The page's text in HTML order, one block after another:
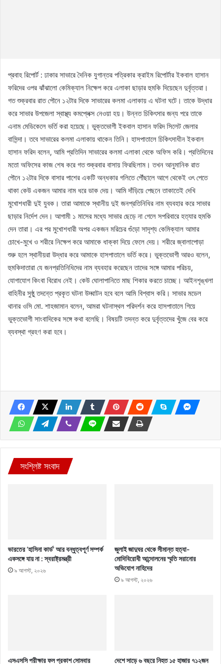
প্রবাহ রিপোর্ট : ঢাকার সাভারে দৈনিক যুগান্তর পত্রিকার ক্রাইম রিপোর্টার ইকবাল হাসান
ফরিদের ওপর ঝাঁঝালো কেমিক্যাল নিক্ষেপ করে এলাকা ছাড়ার হুমকি দিয়েছেন দুর্বৃত্তরা।
গত শুক্রবার রাত পৌনে ১২টার দিকে সাভারের কলমা এলাকায় এ ঘটনা ঘটে। তাকে উদ্ধার
করে সাভার উপজেলা স্বাস্থ্য কমপ্লেক্স নেওয়া হয়। উন্নত চিকিৎসার জন্য পরে তাকে
এনাম মেডিকেলে ভর্তি করা হয়েছে। ভুক্তভোগী ইকবাল হাসান ফরিদ সিলেট জেলার
বাসিন্দা। তবে সাভারের কলমা এলাকায় থাকেন তিনি। হাসপাতালে চিকিৎসাধীন ইকবাল
হাসান ফরিদ বলেন, আমি প্রতিদিন সাভারের কলমা এলাকা থেকে অফিস করি। প্রতিদিনের
মতো অফিসের কাজ শেষ করে গত শুক্রবার বাসায় ফিরছিলাম। তখন আনুমানিক রাত
পৌনে ১২টার দিকে বাসার পাশের একটি অন্ধকার গলিতে পৌঁছালে আগে থেকেই ওৎ পেতে
থাকা কেউ একজন আমার নাম ধরে ডাক দেয়। আমি দাঁড়িয়ে পেছনে তাকাতেই দেখি
মুখোশধারী দুই যুবক। তারা আমাকে স্থানীয় দুই জনপ্রতিনিধির নাম ব্যবহার করে সাভার
ছাড়ার নির্দেশ দেন। আগামী ১ মাসের মধ্যে সাভার ছেড়ে না গেলে সপরিবারে হত্যার হুমকি
দেন তারা। এর পর মুখোশধারী অপর একজন মরিচের গুঁড়ো সাদৃশ্য কেমিক্যাল আমার
চোখে-মুখে ও শরীরে নিক্ষেপ করে আমাকে ধাক্কা দিয়ে ফেলে দেয়। শরীরে জ্বালাপোড়া
শুরু হলে স্থানীয়রা উদ্ধার করে আমাকে হাসপাতালে ভর্তি করে। ভুক্তভোগী আরও বলেন,
হুমকিদাতারা যে জনপ্রতিনিধিদের নাম ব্যবহার করেছেন তাদের সঙ্গে আমার পরিচয়,
যোগাযোগ কিংবা বিরোধ নেই। কেউ ঘোলাপানিতে মাছ শিকার করতে চাচ্ছে। আইনশৃঙ্খলা
বাহিনীর সুষ্ঠু তদন্তে প্রকৃত ঘটনা উদ্ঘাটন হবে বলে আমি বিশ্বাস করি। সাভার মডেল
থানার ওসি মো. শাহজামান বলেন, আমরা ঘটনাস্থল পরিদর্শন করে হাসপাতালে গিয়ে
ভুক্তভোগী সাংবাদিকের সঙ্গে কথা বলেছি। বিষয়টি তদন্ত করে দুর্বৃত্তদের খুঁজে বের করে
ব্যবস্থা গ্রহণ করা হবে।
সংশ্লিষ্ট সংবাদ
ভারতের ‘হাসিনা কার্ড’ আর বন্ধুত্বপূর্ণ সম্পর্ক
একসঙ্গে যায় না : স্বরাষ্ট্রমন্ত্রী
৯ আগস্ট, ২০২৬
জুলাই জাদুঘর থেকে সীমান্ত হত্যা-
মোদিবিরোধী আন্দোলনের স্মৃতি সরানোর
অভিযোগ নাহিদের
৯ আগস্ট, ২০২৬
এসএসসি পরীক্ষার ফল প্রকাশ সোমবার দেশে সাড়ে ৬ বছরে নিহত ১৫ হাজার ৭১২জন